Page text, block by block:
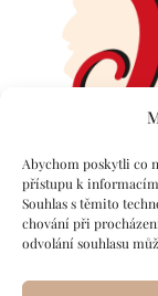
Abychom poskytli co
přístupu k
Souhlas s těmito
chování při
odvolání souhlasu